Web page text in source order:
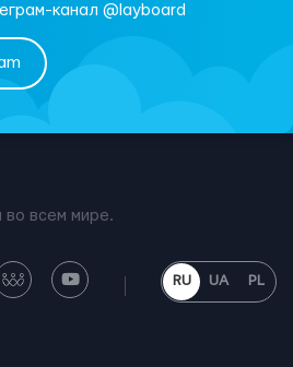
канал @layboard
во всем мире.
RU UA PL